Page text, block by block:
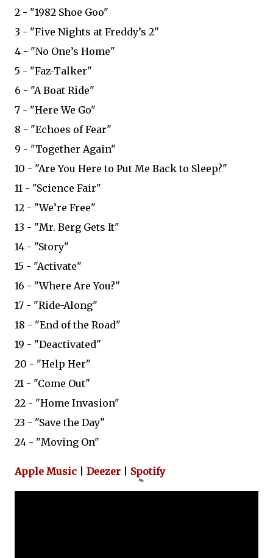
2 - "1982 Shoe Goo"
3 - "Five Nights at Freddy’s 2"
4 - "No One’s Home"
5 - "Faz-Talker"
6 - "A Boat Ride"
7 - "Here We Go"
8 - "Echoes of Fear"
9 - "Together Again"
10 - "Are You Here to Put Me Back to Sleep?"
11 - "Science Fair"
12 - "We’re Free"
13 - "Mr. Berg Gets It"
14 - "Story"
15 - "Activate"
16 - "Where Are You?"
17 - "Ride-Along"
18 - "End of the Road"
19 - "Deactivated"
20 - "Help Her"
21 - "Come Out"
22 - "Home Invasion"
23 - "Save the Day"
24 - "Moving On"
Apple Music Deezer Spotify